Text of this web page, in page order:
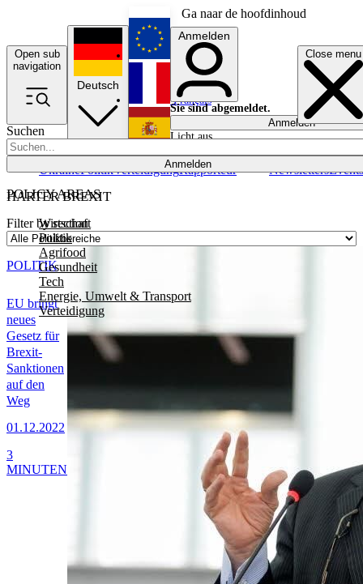
Ga naar de hoofdinhoud
Open sub
navigation
Close menu
Suchen
Anmelden
POLICY AREAS
Wirtschaft
Politik
Agrifood
Gesundheit
Tech
Energie, Umwelt & Transport
Verteidigung
UkrainePolitikVerteidigungRapporteur NewslettersEvents
Deutsch
English
Français
Anmelden
Sie sind abgemeldet.
Anmelden
Licht aus
HARTER BREXIT
Filter by section
EU bringt
neues
Gesetz für
Brexit-
Sanktionen
auf den
Weg
01.12.2022
POLITIK
3
MINUTEN